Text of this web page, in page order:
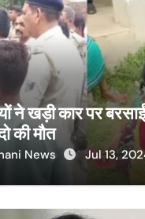
ने खड़ी कार पर
की मौत
News Jul 13,